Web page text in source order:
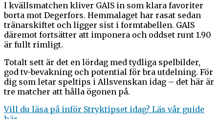
I kvällsmatchen kliver GAIS in som klara favoriter
borta mot Degerfors. Hemmalaget har rasat sedan
tränarskiftet och ligger sist i formtabellen. GAIS
däremot fortsätter att imponera och oddset runt 1.90
är fullt rimligt.
Totalt sett är det en lördag med tydliga spelbilder,
god tv-bevakning och potential för bra utdelning. För
dig som letar speltips i Allsvenskan idag – det här är
tre matcher att hålla ögonen på.
Vill du läsa på inför Stryktipset idag? Läs vår guide